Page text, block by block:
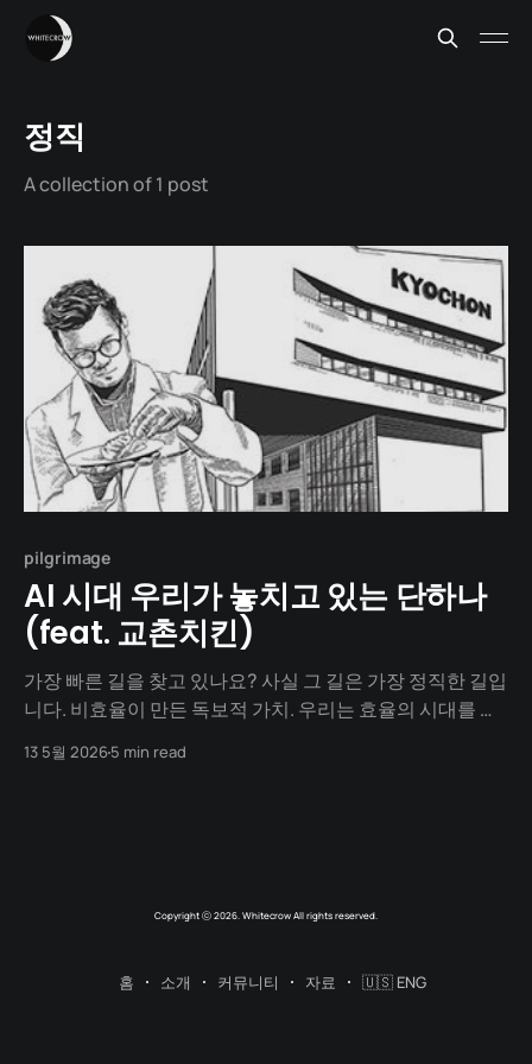
정직
A collection of 1 post
pilgrimage
AI 시대 우리가 놓치고 있는 단하나
(feat. 교촌치킨)
가장 빠른 길을 찾고 있나요? 사실 그 길은 가장 정직한 길입
니다. 비효율이 만든 독보적 가치. 우리는 효율의 시대를 삽
게 하면 더 적게 일하고 더 많이 벌지 고민합니다. 하지만 대
13 5월 20265 min read
Copyright ⓒ 2026. Whitecrow All rights reserved.
홈 소개 커뮤니티 자료 🇺🇸 ENG